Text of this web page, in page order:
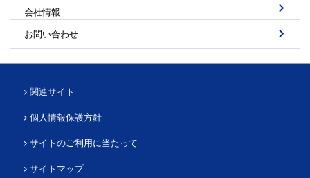
会社情報
お問い合わせ
関連サイト
個人情報保護方針
サイトのご利用に当たって
サイトマップ